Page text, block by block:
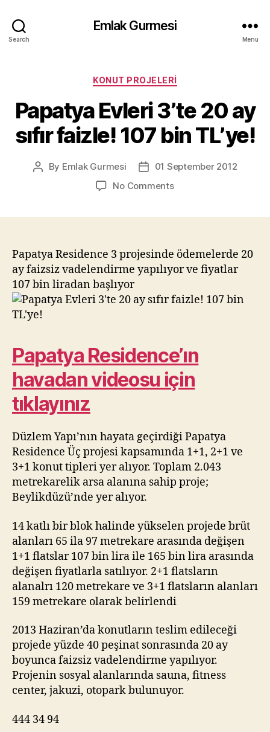
Search
Emlak Gurmesi
Menu
Categories
KONUT PROJELERI
Papatya Evleri 3’te 20 ay
sıfır faizle! 107 bin TL’ye!
Post
By Emlak Gurmesi
Post01 September 2012
No Commentson
ay
sıfır
bin
Papatya Residence 3 projesinde ödemelerde 20
ay faizsiz vadelendirme yapılıyor ve fiyatlar
107 bin liradan başlıyor
Papatya Residence’ın
havadan videosu için
tıklayınız
Düzlem Yapı’nın hayata geçirdiği Papatya
Residence Üç projesi kapsamında 1+1, 2+1 ve
3+1 konut tipleri yer alıyor. Toplam 2.043
metrekarelik arsa alanına sahip proje;
Beylikdüzü’nde yer alıyor.
14 katlı bir blok halinde yükselen projede brüt
alanları 65 ila 97 metrekare arasında değişen
1+1 flatslar 107 bin lira ile 165 bin lira arasında
değişen fiyatlarla satılıyor. 2+1 flatsların
alanalrı 120 metrekare ve 3+1 flatsların alanları
159 metrekare olarak belirlendi
2013 Haziran’da konutların teslim edileceği
projede yüzde 40 peşinat sonrasında 20 ay
boyunca faizsiz vadelendirme yapılıyor.
Projenin sosyal alanlarında sauna, fitness
center, jakuzi, otopark bulunuyor.
444 34 94